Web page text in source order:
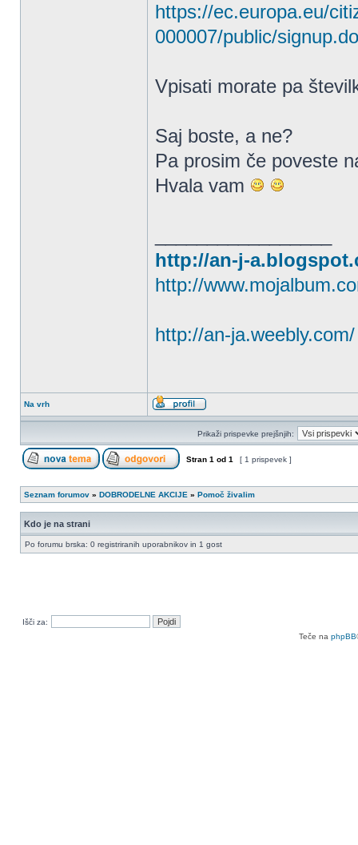
https://ec.europa.eu/
000007/public/
Vpisati morate pa
Saj boste, a ne?
Pa prosim če poveste
Hvala vam
http://an-j-
http://
http://an-ja.weebly.com/
Na vrh
Prikaži prispevke prejšnjih:
Stran 1 od 1 [ 1 prispevek ]
Seznam forumov » DOBRODELNE AKCIJE » Pomoč živalim
Kdo je na strani
Po forumu brska: 0 registriranih uporabnikov in 1 gost
Išči za:
Teče na phpBB